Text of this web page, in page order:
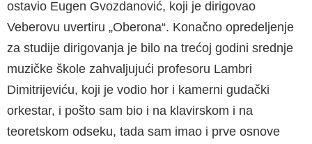
ostavio Eugen Gvozdanović, koji je dirigovao
Veberovu uvertiru „Oberona“. Konačno opredeljenje
za studije dirigovanja je bilo na trećoj godini srednje
muzičke škole zahvaljujući profesoru Lambri
Dimitrijeviću, koji je vodio hor i kamerni gudački
orkestar, i pošto sam bio i na klavirskom i na
teoretskom odseku, tada sam imao i prve osnove